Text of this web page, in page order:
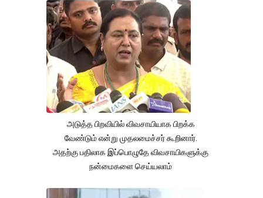
அடுத்த பிறவியில் விவசாயியாக பிறக்க
வேண்டும் என்று முதலமைச்சர் கூறினார்.
அதற்கு பதிலாக இப்பொழுதே விவசாயிகளுக்கு
நன்மைகளை செய்யலாம்